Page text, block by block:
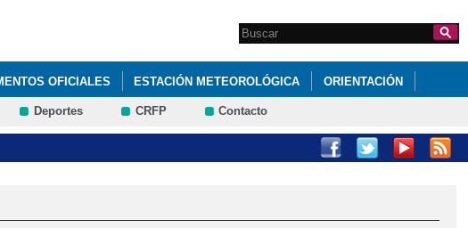
Formulario de
búsqueda
Search this site
OFICIALES ESTACIÓN METEOROLÓGICA ORIENTACIÓN
Deportes CRFP Contacto